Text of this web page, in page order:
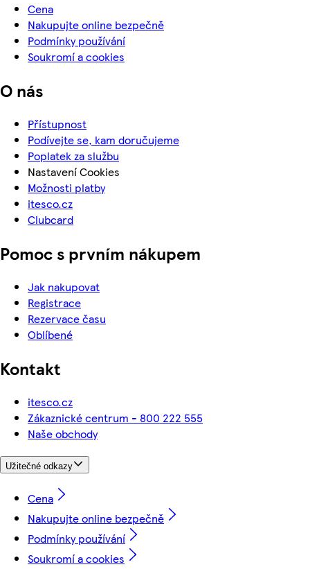
Cena
Nakupujte online bezpečně
Podmínky používání
Soukromí a cookies
O nás
Přístupnost
Podívejte se, kam doručujeme
Poplatek za službu
Nastavení Cookies
Možnosti platby
itesco.cz
Clubcard
Pomoc s prvním nákupem
Jak nakupovat
Registrace
Rezervace času
Oblíbené
Kontakt
itesco.cz
Zákaznické centrum - 800 222 555
Naše obchody
Užitečné odkazy
Cena
Nakupujte online bezpečně
Podmínky používání
Soukromí a cookies